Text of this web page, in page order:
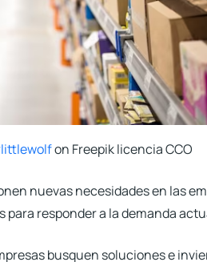
on Freepik licencia CCO
nuevas necesidades en las
para responder a la demanda
busquen soluciones e